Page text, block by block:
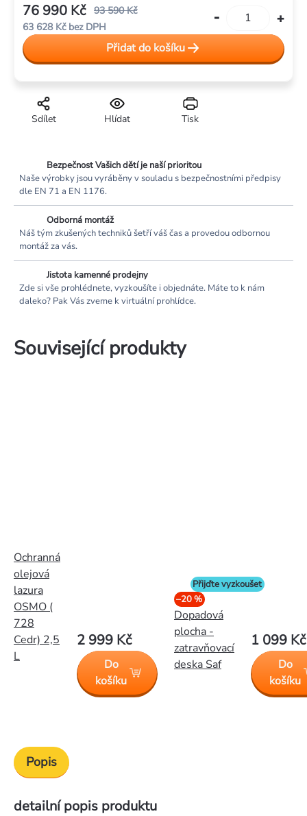
Tisk
Hlídat
Sdílet
93 590 Kč
76 990 Kč
63 628 Kč bez DPH
Měrná
cena:
Přidat do košíku
Bezpečnost Vašich dětí je naší prioritou
Naše výrobky jsou vyráběny v souladu s bezpečnostními předpisy
dle EN 71 a EN 1176.
Odborná montáž
Náš tým zkušených techniků šetří váš čas a provedou odbornou
montáž za vás.
Jistota kamenné prodejny
Zde si vše prohlédnete, vyzkoušíte i objednáte. Máte to k nám
daleko? Pak Vás zveme k virtuální prohlídce.
Související produkty
Ochranná
olejová
lazura
OSMO (
728
Cedr) 2,5
L
2 999 Kč
Do
košíku
Přijďte vyzkoušet
–20 %
Dopadová
plocha -
zatravňovací
deska Saf
1 099 Kč
Do
košíku
Popis
detailní popis produktu